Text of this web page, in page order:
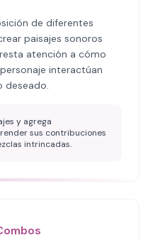
de diferentes
paisajes sonoros
atención a cómo
interactúan
deseado.
y agrega
sus contribuciones
intrincadas.